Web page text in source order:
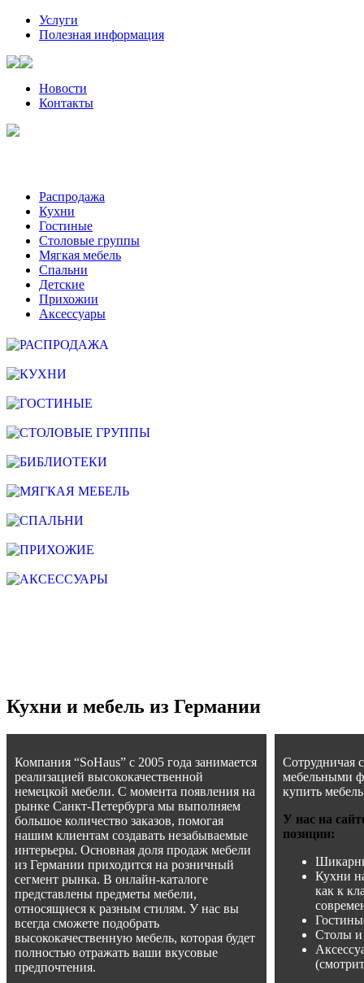
Услуги
Полезная информация
Новости
Контакты
Распродажа
Кухни
Гостиные
Столовые группы
Мягкая мебель
Спальни
Детские
Прихожии
Аксессуары
Кухни и мебель из Германии
Компания “SoHaus” с 2005 года занимается
реализацией высококачественной
немецкой мебели. С момента появления на
рынке Санкт-Петербурга мы выполняем
большое количество заказов, помогая
нашим клиентам создавать незабываемые
интерьеры. Основная доля продаж мебели
из Германии приходится на розничный
сегмент рынка. В онлайн-каталоге
представлены предметы мебели,
относящиеся к разным стилям. У нас вы
всегда сможете подобрать
высококачественную мебель, которая будет
полностью отражать ваши вкусовые
предпочтения.
Сотрудничая
мебельными
купить
У нас на
позиции:
Кухни
как к
Столы и